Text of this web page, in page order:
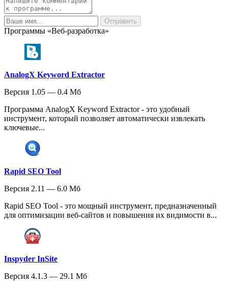
Программы «Веб-разработка»
AnalogX Keyword Extractor
Версия 1.05 — 0.4 Мб
Программа AnalogX Keyword Extractor - это удобный
инструмент, который позволяет автоматически извлекать
ключевые...
Rapid SEO Tool
Версия 2.11 — 6.0 Мб
Rapid SEO Tool - это мощный инструмент, предназначенный
для оптимизации веб-сайтов и повышения их видимости в...
Inspyder InSite
Версия 4.1.3 — 29.1 Мб